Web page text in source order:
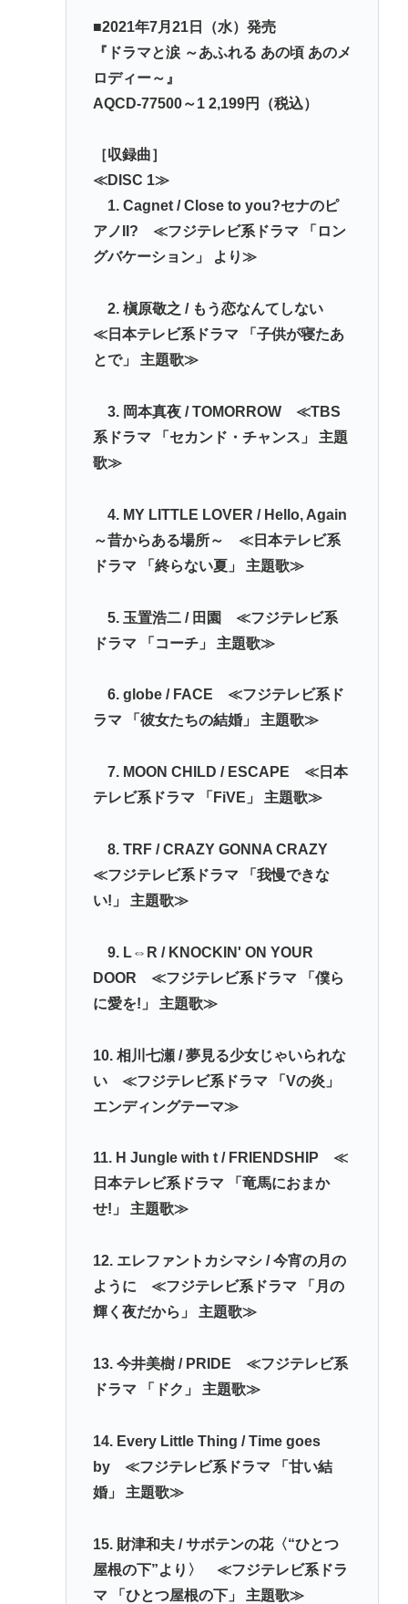
■2021年7月21日（水）発売
『ドラマと涙 ～あふれる あの頃 あのメ
ロディー～』
AQCD-77500～1 2,199円（税込）
［収録曲］
≪DISC 1≫
1. Cagnet / Close to you?セナのピ
アノII? ≪フジテレビ系ドラマ 「ロン
グバケーション」 より≫
2. 槇原敬之 / もう恋なんてしない
≪日本テレビ系ドラマ 「子供が寝たあ
とで」 主題歌≫
3. 岡本真夜 / TOMORROW ≪TBS
系ドラマ 「セカンド・チャンス」 主題
歌≫
4. MY LITTLE LOVER / Hello, Again
～昔からある場所～ ≪日本テレビ系
ドラマ 「終らない夏」 主題歌≫
5. 玉置浩二 / 田園 ≪フジテレビ系
ドラマ 「コーチ」 主題歌≫
6. globe / FACE ≪フジテレビ系ド
ラマ 「彼女たちの結婚」 主題歌≫
7. MOON CHILD / ESCAPE ≪日本
テレビ系ドラマ 「FiVE」 主題歌≫
8. TRF / CRAZY GONNA CRAZY
≪フジテレビ系ドラマ 「我慢できな
い!」 主題歌≫
9. L⇔R / KNOCKIN' ON YOUR
DOOR ≪フジテレビ系ドラマ 「僕ら
に愛を!」 主題歌≫
10. 相川七瀬 / 夢見る少女じゃいられな
い ≪フジテレビ系ドラマ 「Vの炎」
エンディングテーマ≫
11. H Jungle with t / FRIENDSHIP ≪
日本テレビ系ドラマ 「竜馬におまか
せ!」 主題歌≫
12. エレファントカシマシ / 今宵の月の
ように ≪フジテレビ系ドラマ 「月の
輝く夜だから」 主題歌≫
13. 今井美樹 / PRIDE ≪フジテレビ系
ドラマ 「ドク」 主題歌≫
14. Every Little Thing / Time goes
by ≪フジテレビ系ドラマ 「甘い結
婚」 主題歌≫
15. 財津和夫 / サボテンの花〈“ひとつ
屋根の下”より〉 ≪フジテレビ系ドラ
マ 「ひとつ屋根の下」 主題歌≫